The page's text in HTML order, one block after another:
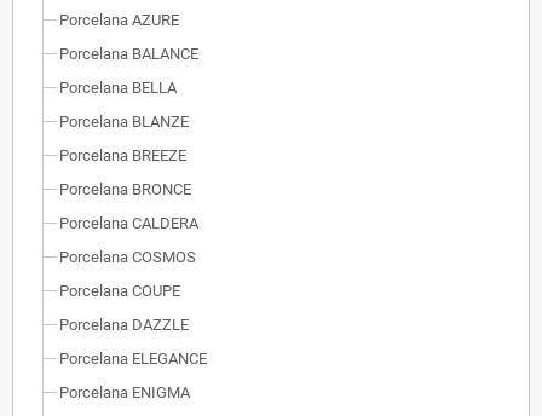
Porcelana AZURE
Porcelana BALANCE
Porcelana BELLA
Porcelana BLANZE
Porcelana BREEZE
Porcelana BRONCE
Porcelana CALDERA
Porcelana COSMOS
Porcelana COUPE
Porcelana DAZZLE
Porcelana ELEGANCE
Porcelana ENIGMA